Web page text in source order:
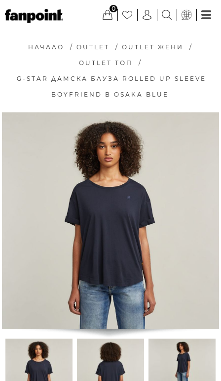
0
НАЧАЛО / OUTLET / OUTLET ЖЕНИ /
OUTLET ТОП /
G-STAR ДАМСКА БЛУЗА ROLLED UP SLEEVE
BOYFRIEND В OSAKA BLUE